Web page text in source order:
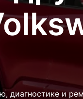
диагностике и